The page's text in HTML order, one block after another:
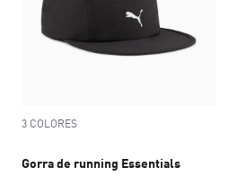
3 COLORES
Gorra de running Essentials